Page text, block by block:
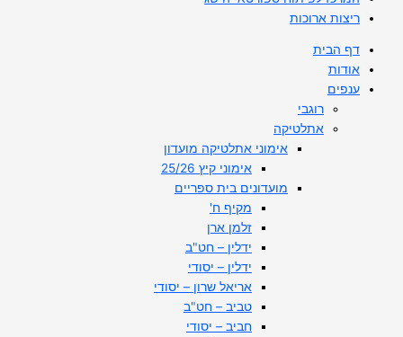
ריצות ארוכות
דף הבית
אודות
ענפים
רוגבי
אתלטיקה
אימוני אתלטיקה מועדון
אימוני קיץ 25/26
מועדונים בית ספריים
מקיף ח'
זלמן ארן
ידלין – חט"ב
ידלין – יסודי
אריאל שרון – יסודי
טביב – חט"ב
חביב – יסודי